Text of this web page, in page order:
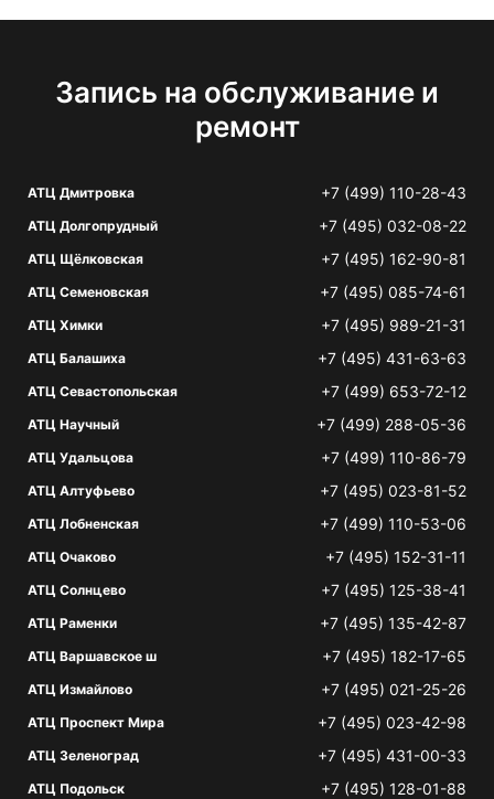
Запись на обслуживание и
ремонт
АТЦ Дмитровка +7 (499) 110-28-43
АТЦ Долгопрудный +7 (495) 032-08-22
АТЦ Щёлковская +7 (495) 162-90-81
АТЦ Семеновская +7 (495) 085-74-61
АТЦ Химки +7 (495) 989-21-31
АТЦ Балашиха +7 (495) 431-63-63
АТЦ Севастопольская +7 (499) 653-72-12
АТЦ Научный +7 (499) 288-05-36
АТЦ Удальцова +7 (499) 110-86-79
АТЦ Алтуфьево +7 (495) 023-81-52
АТЦ Лобненская +7 (499) 110-53-06
АТЦ Очаково +7 (495) 152-31-11
АТЦ Солнцево +7 (495) 125-38-41
АТЦ Раменки +7 (495) 135-42-87
АТЦ Варшавское ш +7 (495) 182-17-65
АТЦ Измайлово +7 (495) 021-25-26
АТЦ Проспект Мира +7 (495) 023-42-98
АТЦ Зеленоград +7 (495) 431-00-33
АТЦ Подольск +7 (495) 128-01-88